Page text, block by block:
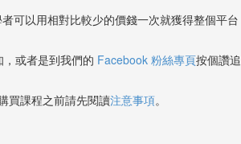
可以用相對比較少的價錢一次就獲得整個平台
或者是到我們的 Facebook 粉絲專頁按個讚追
買課程之前請先閱讀注意事項。